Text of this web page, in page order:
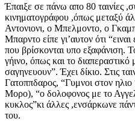
Έπαιξε σε πάνω απο 80 ταινίες
κινηματογράφου ,όπως μεταξύ
Αντονιονι, ο Μπελμοντο, ο
Μπαρντο είπε γι’αυτον ότι
που βρίσκονται υπο εξαφάνιση.
γήινο, όπως και το
σαγηνευουν”. Έχει δίκιο. Στις
Γατοππδαρος, “Γυμνοι στον
Μορο), “ο δολοφονος με το
κυκλος”κι άλλες ,ενσάρκωνε
του.